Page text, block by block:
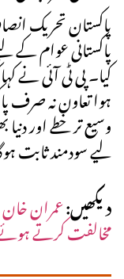
پاکستان تحریک
پاکستانی عوام کے
کیا۔ پی ٹی آئی نے
ہوا تعاون نہ صرف
وسیع تر خطے اور
لیے سودمند ثابت
دیکھیں:عمران خان
مخالفت کرتے ہوئے